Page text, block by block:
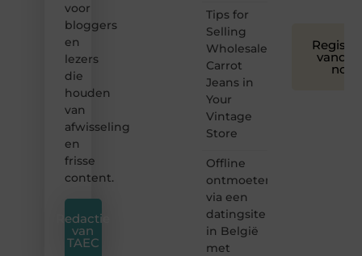
voor
bloggers
en
lezers
die
houden
van
afwisseling
en
frisse
content.
Redactie
van
TAEC
Tips for
Selling
Wholesale
Carrot
Jeans in
Your
Vintage
Store
Offline
ontmoeten
via een
datingsite
in België
met
nog